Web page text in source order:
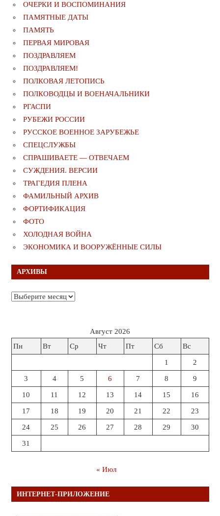
ОЧЕРКИ И ВОСПОМИНАНИЯ
ПАМЯТНЫЕ ДАТЫ
ПАМЯТЬ
ПЕРВАЯ МИРОВАЯ
ПОЗДРАВЛЯЕМ
ПОЗДРАВЛЯЕМ!
ПОЛКОВАЯ ЛЕТОПИСЬ
ПОЛКОВОДЦЫ И ВОЕНАЧАЛЬНИКИ
РГАСПИ
РУБЕЖИ РОССИИ
РУССКОЕ ВОЕННОЕ ЗАРУБЕЖЬЕ
СПЕЦСЛУЖБЫ
СПРАШИВАЕТЕ — ОТВЕЧАЕМ
СУЖДЕНИЯ. ВЕРСИИ
ТРАГЕДИЯ ПЛЕНА
ФАМИЛЬНЫЙ АРХИВ
ФОРТИФИКАЦИЯ
ФОТО
ХОЛОДНАЯ ВОЙНА
ЭКОНОМИКА И ВООРУЖЁННЫЕ СИЛЫ
АРХИВЫ
Архивы
Август 2026
Пн
Вт Ср Чт Пт Сб Вс
1 2
3 4 5 6 7 8 9
10 11 12 13 14 15 16
17 18 19 20 21 22 23
24 25 26 27 28 29 30
31
« Июл
ИНТЕРНЕТ-ПРИЛОЖЕНИЕ